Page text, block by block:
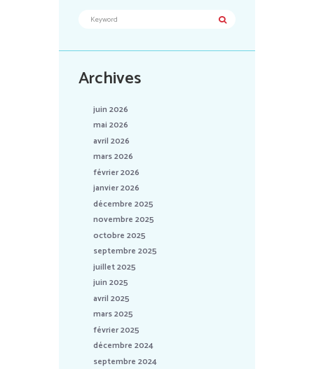
Archives
juin 2026
mai 2026
avril 2026
mars 2026
février 2026
janvier 2026
décembre 2025
novembre 2025
octobre 2025
septembre 2025
juillet 2025
juin 2025
avril 2025
mars 2025
février 2025
décembre 2024
septembre 2024